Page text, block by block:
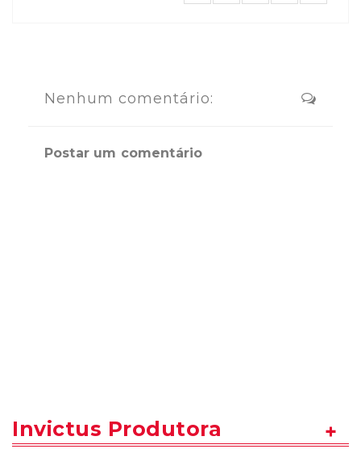
Nenhum comentário:
Postar um comentário
Invictus Produtora